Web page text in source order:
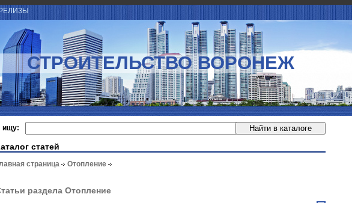
СТРОИТЕЛЬСТВО ВОРОНЕЖ
ищу:
статей
страница Отопление
раздела Отопление